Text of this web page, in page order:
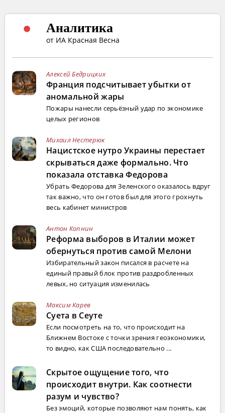
Аналитика
от ИА Красная Весна
Алексей Бедрицких
Франция подсчитывает убытки от
аномальной жары
Пожары нанесли серьёзный удар по экономике
целых регионов
Михаил Нестерюк
Нацистское нутро Украины перестает
скрываться даже формально. Что
показала отставка Федорова
Убрать Федорова для Зеленского оказалось вдруг
так важно, что он готов был для этого грохнуть
весь кабинет министров
Антон Копнин
Реформа выборов в Италии может
обернуться против самой Мелони
Избирательный закон писался в расчете на
единый правый блок против раздробленных
левых, но ситуация изменилась
Максим Карев
Суета в Сеуте
Если посмотреть на то, что происходит на
Ближнем Востоке с точки зрения геоэкономики,
то видно, как США последовательно ...
Скрытое ощущение того, что
происходит внутри. Как соотнести
разум и чувство?
Без эмоций, которые позволяют нам понять, как